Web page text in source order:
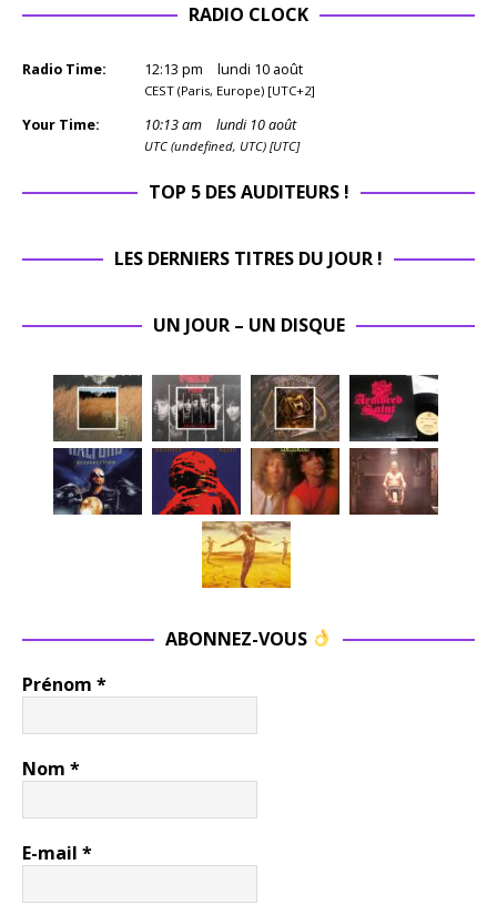
RADIO CLOCK
Radio Time: 12:13 pm lundi 10 août
CEST (Paris, Europe) [UTC+2]
Your Time: 10:13am lundi 10 août
UTC (undefined, UTC) [UTC]
TOP 5 DES AUDITEURS !
LES DERNIERS TITRES DU JOUR !
UN JOUR – UN DISQUE
ABONNEZ-VOUS
Prénom *
Nom *
E-mail *